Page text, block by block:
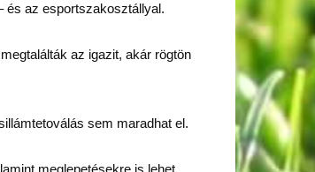
és az esportszakosztállyal.
az igazit, akár rögtön
sem maradhat el.
meglepetésekre is lehet